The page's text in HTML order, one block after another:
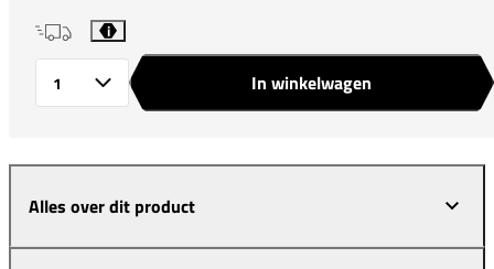
i
In winkelwagen
Alles over dit product